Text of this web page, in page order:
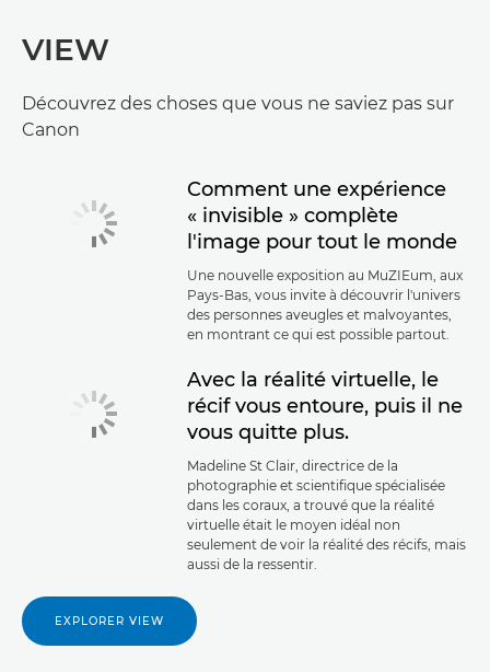
VIEW
Découvrez des choses que vous ne saviez pas sur
Canon
Comment une expérience
« invisible » complète
l'image pour tout le monde
Une nouvelle exposition au MuZIEum, aux
Pays-Bas, vous invite à découvrir l'univers
des personnes aveugles et malvoyantes,
en montrant ce qui est possible partout.
Avec la réalité virtuelle, le
récif vous entoure, puis il ne
vous quitte plus.
Madeline St Clair, directrice de la
photographie et scientifique spécialisée
dans les coraux, a trouvé que la réalité
virtuelle était le moyen idéal non
seulement de voir la réalité des récifs, mais
aussi de la ressentir.
EXPLORER VIEW